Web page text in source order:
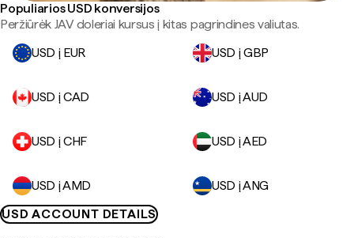
Populiarios USD konversijos
Peržiūrėk JAV doleriai kursus į kitas pagrindines valiutas.
USD į EUR
USD į GBP
USD į CAD USD į AUD
USD į CHF USD į AED
USD į AMD
USD į ANG
USD ACCOUNT DETAILS